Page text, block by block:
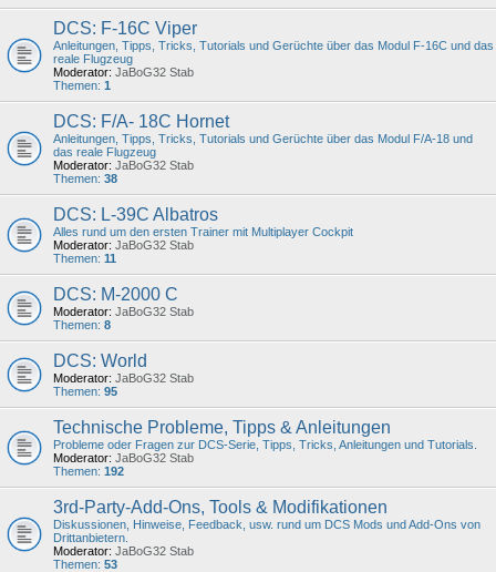
DCS: F-16C Viper
Anleitungen, Tipps, Tricks, Tutorials und Gerüchte über das Modul F-16C und das
reale Flugzeug
Moderator: JaBoG32 Stab
Themen: 1
DCS: F/A- 18C Hornet
Anleitungen, Tipps, Tricks, Tutorials und Gerüchte über das Modul F/A-18 und
das reale Flugzeug
Moderator: JaBoG32 Stab
Themen: 38
DCS: L-39C Albatros
Alles rund um den ersten Trainer mit Multiplayer Cockpit
Moderator: JaBoG32 Stab
Themen: 11
DCS: M-2000 C
Moderator: JaBoG32 Stab
Themen: 8
DCS: World
Moderator: JaBoG32 Stab
Themen: 95
Technische Probleme, Tipps & Anleitungen
Probleme oder Fragen zur DCS-Serie, Tipps, Tricks, Anleitungen und Tutorials.
Moderator: JaBoG32 Stab
Themen: 192
3rd-Party-Add-Ons, Tools & Modifikationen
Diskussionen, Hinweise, Feedback, usw. rund um DCS Mods und Add-Ons von
Drittanbietern.
Moderator: JaBoG32 Stab
Themen: 53